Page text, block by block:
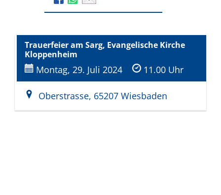
Trauerfeier am Sarg, Evangelische Kirche
Kloppenheim
Montag, 29. Juli 2024 11.00 Uhr
Oberstrasse, 65207 Wiesbaden